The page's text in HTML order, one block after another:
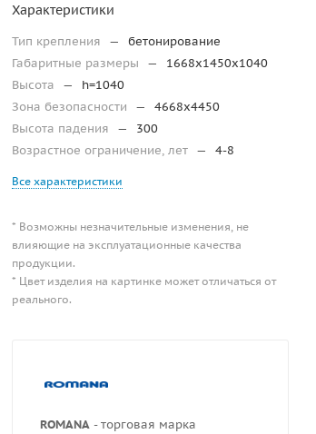
Характеристики
Тип крепления —
бетонирование
Габаритные размеры
—
1668x1450x1040
Высота
—
h=1040
Зона безопасности
—
4668х4450
Высота падения
—
300
Возрастное ограничение, лет — 4-8
Все характеристики
* Возможны незначительные изменения, не
влияющие на эксплуатационные качества
продукции.
* Цвет изделия на картинке может отличаться от
реального.
ROMANA - торговая марка